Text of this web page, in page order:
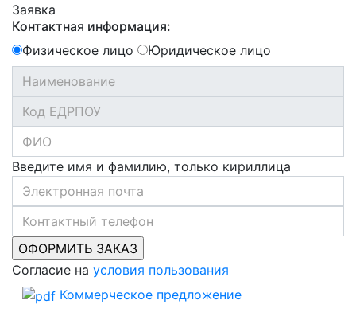
Заявка
Контактная информация:
Физическое лицо
Юридическое лицо
Введите имя и фамилию, только кириллица
Согласие на условия пользования
Коммерческое предложение